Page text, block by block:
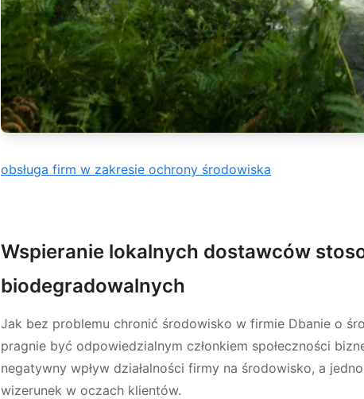
obsługa firm w zakresie ochrony środowiska
Wspieranie lokalnych dostawców
biodegradowalnych
Jak bez problemu chronić środowisko w firmie Dbanie o
pragnie być odpowiedzialnym członkiem społeczności
negatywny wpływ działalności firmy na środowisko, a
wizerunek w oczach klientów.